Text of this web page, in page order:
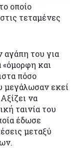
οποίο
τεταμένες
αγάπη του για
και
πόσο
μεγάλωσαν εκεί
να
ταινία του
έδωσε
μεταξύ